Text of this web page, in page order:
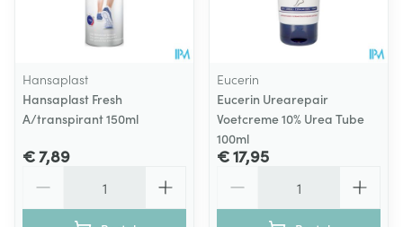
Hansaplast
Hansaplast Fresh
A/transpirant 150ml
€ 7,89
Eucerin
Eucerin Urearepair
Voetcreme 10% Urea Tube
100ml
€ 17,95